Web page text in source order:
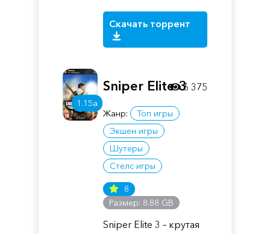
Скачать торрент
1.15a
Sniper Elite 3
Жанр:
Топ игры
Экшен игры
Шутеры
Стелс игры
8
Размер: 8.88 GB
Sniper Elite 3 – крутая
6 375